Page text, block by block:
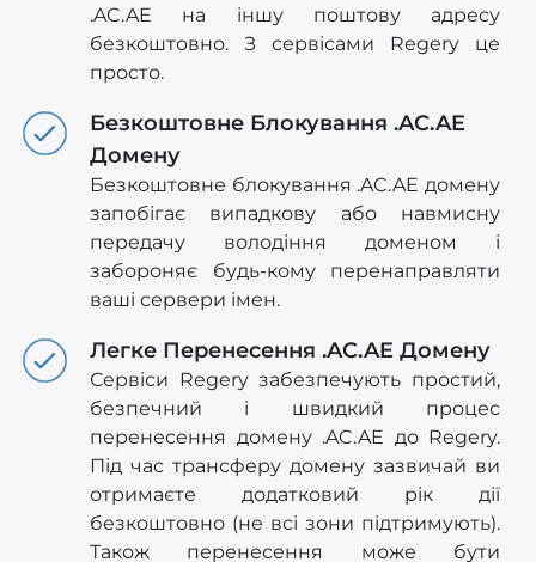
.AC.AE на іншу поштову адресу
безкоштовно. З сервісами Regery це
просто.
Безкоштовне Блокування .AC.AE
Домену
Безкоштовне блокування .AC.AE домену
запобігає випадкову або навмисну
передачу володіння доменом і
забороняє будь-кому перенаправляти
ваші сервери імен.
Легке Перенесення .AC.AE Домену
Сервіси Regery забезпечують простий,
безпечний і швидкий процес
перенесення домену .AC.AE до Regery.
Під час трансферу домену зазвичай ви
отримаєте додатковий рік дії
безкоштовно (не всі зони підтримують).
Також перенесення може бути